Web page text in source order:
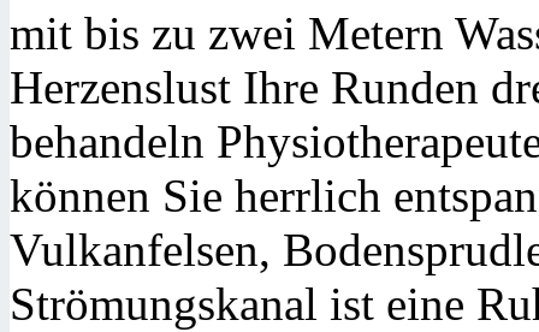
mit bis zu zwei Metern
Herzenslust Ihre Runden
behandeln
können Sie herrlich
Vulkanfelsen,
Strömungskanal ist eine